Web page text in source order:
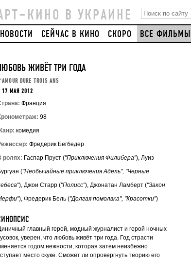
В УКРАИНЕ
НОВОСТИ СЕЙЧАС В КИНО СКОРО ВСЕ ФИЛЬМЫ
ЖИВЁТ ТРИ ГОДА
DURE TROIS ANS
17 МАЯ 2012
Франция
98
комедия
Фредерик Бегбедер
ролях: Гаспар Пруст ("Приключения Филибера"), Луиз
("Необычайные приключения Адель", "Черные
), Джои Старр ("Полисс"), Джонатан Ламберт ("Закон
), Фредерик Бель ("Долгая помолвка", "Красотки")
главный герой, модный журналист и герой ночных
уверен, что любовь живёт три года. Год страсти
годом нежности, которая затем неизбежно
место скуке. Сможет ли опровергнуть теорию его